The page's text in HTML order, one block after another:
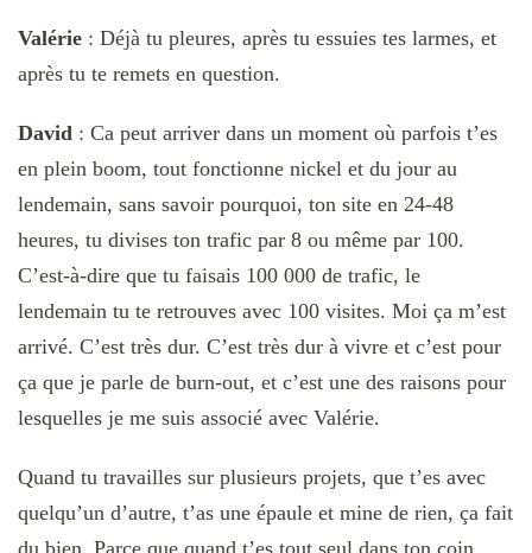
Valérie : Déjà tu pleures, après tu essuies tes larmes, et
après tu te remets en question.
David : Ca peut arriver dans un moment où parfois t’es
en plein boom, tout fonctionne nickel et du jour au
lendemain, sans savoir pourquoi, ton site en 24-48
heures, tu divises ton trafic par 8 ou même par 100.
C’est-à-dire que tu faisais 100 000 de trafic, le
lendemain tu te retrouves avec 100 visites. Moi ça m’est
arrivé. C’est très dur. C’est très dur à vivre et c’est pour
ça que je parle de burn-out, et c’est une des raisons pour
lesquelles je me suis associé avec Valérie.
Quand tu travailles sur plusieurs projets, que t’es avec
quelqu’un d’autre, t’as une épaule et mine de rien, ça fait